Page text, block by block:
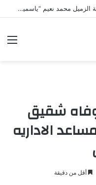
نقابة شركة بدر الدين للبترول تهنئ ابنة الزميل محمد نعيم “ياسمين” بتخرجها وتفوقها
شقيق
الاداريه
أقل من دقيقة